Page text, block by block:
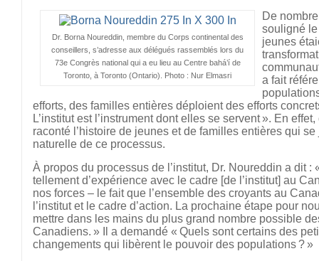
Dr. Borna Noureddin, membre du Corps continental des
conseillers, s’adresse aux délégués rassemblés lors du
73e Congrès national qui a eu lieu au Centre bahá’í de
Toronto, à Toronto (Ontario). Photo : Nur Elmasri
De
souligné
jeunes
a fait
efforts, des familles entières déploient des efforts
L’institut est l’instrument dont elles se servent ». En
raconté l’histoire de jeunes et de familles entières qui
naturelle de ce processus.
À propos du processus de l’institut, Dr. Noureddin a dit :
tellement d’expérience avec le cadre [de l’institut] au
nos forces – le fait que l’ensemble des croyants au
l’institut et le cadre d’action. La prochaine étape pour
mettre dans les mains du plus grand nombre possible
Canadiens. » Il a demandé « Quels sont certains des
changements qui libèrent le pouvoir des populations ? »